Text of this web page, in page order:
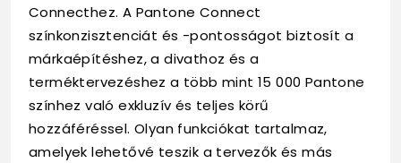
Connecthez. A Pantone Connect
színkonzisztenciát és -pontosságot biztosít a
márkaépítéshez, a divathoz és a
terméktervezéshez a több mint 15 000 Pantone
színhez való exkluzív és teljes körű
hozzáféréssel. Olyan funkciókat tartalmaz,
amelyek lehetővé teszik a tervezők és más